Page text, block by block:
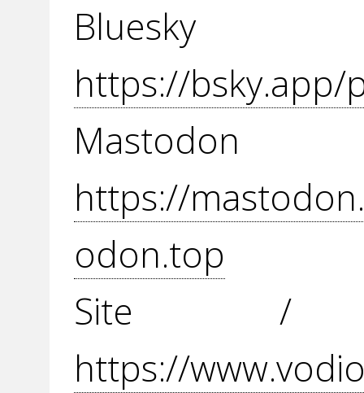
https://bsky.app/
https://
odon.top
Site /
https://